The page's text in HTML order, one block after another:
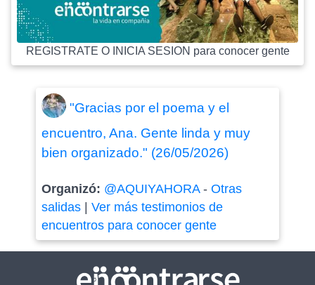
REGISTRATE O INICIA SESION para conocer gente
"Gracias por el poema y el
encuentro, Ana. Gente linda y muy
bien organizado." (26/05/2026)
Organizó: @AQUIYAHORA- Otras
salidas| Ver más testimonios de
encuentros para conocer gente